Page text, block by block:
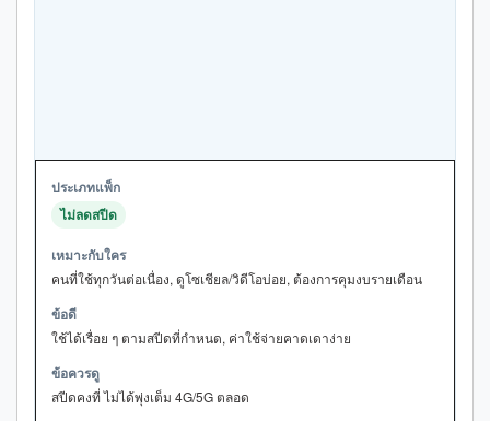
ไม่ลดสปีด
คนที่ใช้ทุกวันต่อเนื่อง, ดูโซเชียล/วิดีโอบ่อย, ต้องการคุมงบรายเดือน
ใช้ได้เรื่อย ๆ ตามสปีดที่กำหนด, ค่าใช้จ่ายคาดเดาง่าย
สปีดคงที่ ไม่ได้พุ่งเต็ม 4G/5G ตลอด